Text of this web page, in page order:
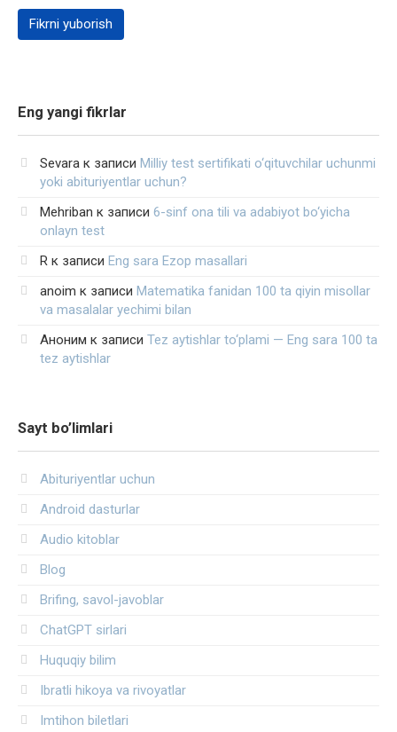
Eng yangi fikrlar
Sevara к записи Milliy test sertifikati o‘qituvchilar uchunmi
yoki abituriyentlar uchun?
Mehriban к записи 6-sinf ona tili va adabiyot bo‘yicha
onlayn test
R к записи Eng sara Ezop masallari
anoim к записи Matematika fanidan 100 ta qiyin misollar
va masalalar yechimi bilan
Аноним к записи Tez aytishlar to‘plami — Eng sara 100 ta
tez aytishlar
Sayt bo’limlari
Abituriyentlar uchun
Android dasturlar
Audio kitoblar
Blog
Brifing, savol-javoblar
ChatGPT sirlari
Huquqiy bilim
Ibratli hikoya va rivoyatlar
Imtihon biletlari